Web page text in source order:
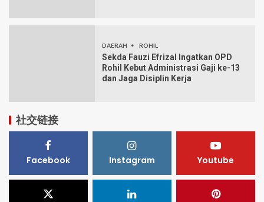
DAERAH ROHIL
Sekda Fauzi Efrizal Ingatkan OPD
Rohil Kebut Administrasi Gaji ke-13
dan Jaga Disiplin Kerja
社交链接
Facebook Instagram Youtube